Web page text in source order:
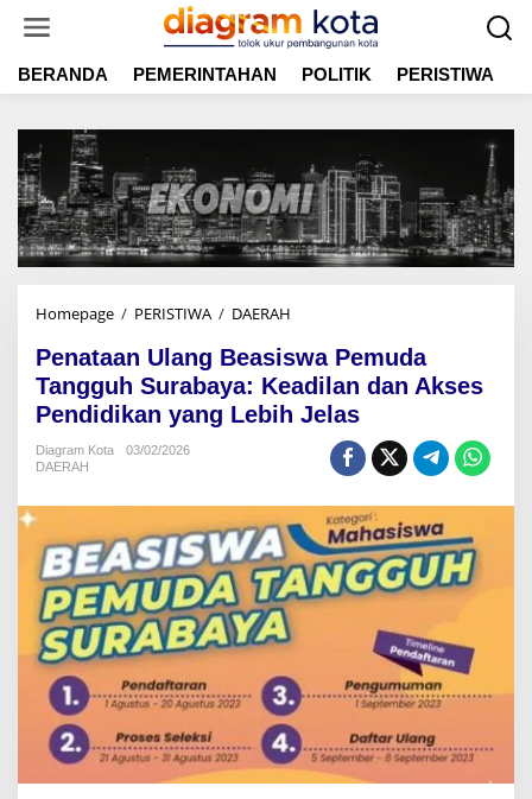
t
BERANDA PEMERINTAHAN POLITIK PERISTIWA
Homepage / PERISTIWA / DAERAH
n
a
a
a
n
g
B
e
a
s
i
s
w
a
P
Penataan Ulang Beasiswa Pemuda
Tangguh Surabaya: Keadilan dan Akses
Pendidikan yang Lebih Jelas
Diagram Kota
03/02/2026
DAERAH